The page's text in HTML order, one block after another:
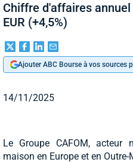
Chiffre d'affaires
EUR (+4,5%)
Ajouter ABC Bourse à vos sources
14/11/2025
Le Groupe CAFOM, acteur
maison en Europe et en